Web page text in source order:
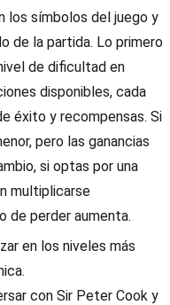
los símbolos del juego y
de la partida. Lo primero
de dificultad en
disponibles, cada
éxito y recompensas. Si
pero las ganancias
si optas por una
multiplicarse
de perder aumenta.
en los niveles más
con Sir Peter Cook y